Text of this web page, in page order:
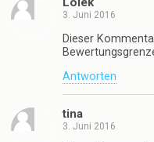
3. Juni 2016
Dieser
Antworten
tina
3. Juni 2016